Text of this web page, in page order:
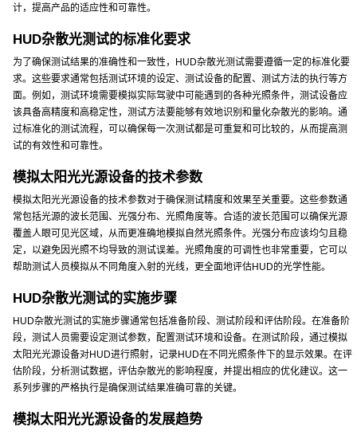
计，提高产品的适应性和可靠性。
HUD杂散光测试的标准化要求
为了确保测试结果的准确性和一致性，HUD杂散光测试需要遵循一定的标准化要
求。这些要求通常包括测试环境的设定、测试设备的配置、测试方法的执行等方
面。例如，测试环境需要模拟实际驾驶中可能遇到的各种光照条件，测试设备应
该具备高精度和高稳定性，测试方法要能够有效地识别和量化杂散光的影响。通
过标准化的测试流程，可以确保每一次测试都是可重复和可比较的，从而提高测
试的有效性和可靠性。
模拟太阳光光源设备的技术参数
模拟太阳光光源设备的技术参数对于确保测试精度和效果至关重要。这些参数通
常包括光源的波长范围、光强分布、光照角度等。合适的波长范围可以确保光源
覆盖人眼可见光区域，从而更准确地模拟自然光照条件。光强分布应该均匀且稳
定，以避免因光照不均导致的测试误差。光照角度的可调性也非常重要，它可以
帮助测试人员模拟从不同角度入射的光线，更全面地评估HUD的光学性能。
HUD杂散光测试的实施步骤
HUD杂散光测试的实施步骤通常包括准备阶段、测试阶段和评估阶段。在准备阶
段，测试人员需要设定测试参数，配置测试环境和设备。在测试阶段，通过模拟
太阳光光源设备对HUD进行照射，记录HUD在不同光照条件下的显示效果。在评
估阶段，分析测试数据，评估杂散光的影响程度，并提出相应的优化建议。这一
系列步骤的严格执行是确保测试结果准确可靠的关键。
模拟太阳光光源设备的发展趋势